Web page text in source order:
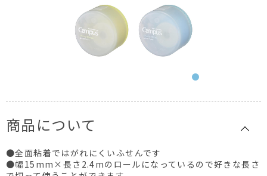
商品について
●全面粘着ではがれにくいふせんです
●幅15mm×長さ2.4mのロールになっているので好きな長さ